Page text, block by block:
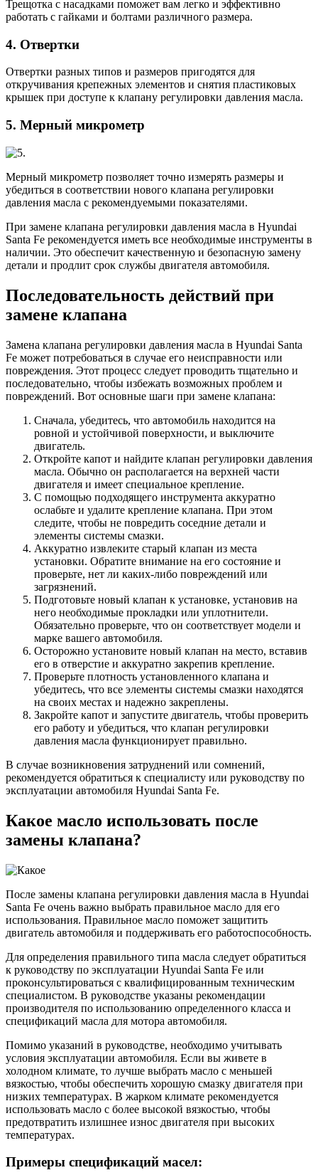
Трещотка с насадками поможет вам легко и эффективно
работать с гайками и болтами различного размера.
4. Отвертки
Отвертки разных типов и размеров пригодятся для
откручивания крепежных элементов и снятия пластиковых
крышек при доступе к клапану регулировки давления масла.
5. Мерный микрометр
Мерный микрометр позволяет точно измерять размеры и
убедиться в соответствии нового клапана регулировки
давления масла с рекомендуемыми показателями.
При замене клапана регулировки давления масла в Hyundai
Santa Fe рекомендуется иметь все необходимые инструменты в
наличии. Это обеспечит качественную и безопасную замену
детали и продлит срок службы двигателя автомобиля.
Последовательность действий при
замене клапана
Замена клапана регулировки давления масла в Hyundai Santa
Fe может потребоваться в случае его неисправности или
повреждения. Этот процесс следует проводить тщательно и
последовательно, чтобы избежать возможных проблем и
повреждений. Вот основные шаги при замене клапана:
Сначала, убедитесь, что автомобиль находится на
ровной и устойчивой поверхности, и выключите
двигатель.
Откройте капот и найдите клапан регулировки давления
масла. Обычно он располагается на верхней части
двигателя и имеет специальное крепление.
С помощью подходящего инструмента аккуратно
ослабьте и удалите крепление клапана. При этом
следите, чтобы не повредить соседние детали и
элементы системы смазки.
Аккуратно извлеките старый клапан из места
установки. Обратите внимание на его состояние и
проверьте, нет ли каких-либо повреждений или
загрязнений.
Подготовьте новый клапан к установке, установив на
него необходимые прокладки или уплотнители.
Обязательно проверьте, что он соответствует модели и
марке вашего автомобиля.
Осторожно установите новый клапан на место, вставив
его в отверстие и аккуратно закрепив крепление.
Проверьте плотность установленного клапана и
убедитесь, что все элементы системы смазки находятся
на своих местах и надежно закреплены.
Закройте капот и запустите двигатель, чтобы проверить
его работу и убедиться, что клапан регулировки
давления масла функционирует правильно.
В случае возникновения затруднений или сомнений,
рекомендуется обратиться к специалисту или руководству по
эксплуатации автомобиля Hyundai Santa Fe.
Какое масло использовать после
замены клапана?
После замены клапана регулировки давления масла в Hyundai
Santa Fe очень важно выбрать правильное масло для его
использования. Правильное масло поможет защитить
двигатель автомобиля и поддерживать его работоспособность.
Для определения правильного типа масла следует обратиться
к руководству по эксплуатации Hyundai Santa Fe или
проконсультироваться с квалифицированным техническим
специалистом. В руководстве указаны рекомендации
производителя по использованию определенного класса и
спецификаций масла для мотора автомобиля.
Помимо указаний в руководстве, необходимо учитывать
условия эксплуатации автомобиля. Если вы живете в
холодном климате, то лучше выбрать масло с меньшей
вязкостью, чтобы обеспечить хорошую смазку двигателя при
низких температурах. В жарком климате рекомендуется
использовать масло с более высокой вязкостью, чтобы
предотвратить излишнее износ двигателя при высоких
температурах.
Примеры спецификаций масел: